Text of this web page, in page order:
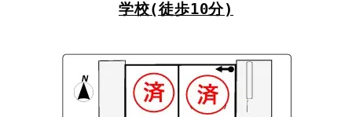
学校(徒歩10分)